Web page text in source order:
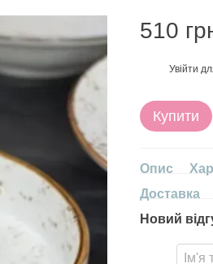
510
Увійти
Купити
Опис
Доставка
Новий